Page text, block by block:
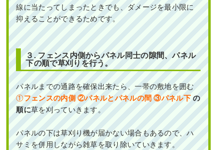
線に当たってしまったときでも、ダメージを最小限に
抑えることができるためです。
３. フェンス内側からパネル同士の隙間、パネル
下の順で草刈りを行う。
パネルまでの通路を確保出来たら、一帯の敷地を囲む
①フェンスの内側 ②パネルとパネルの間 ③パネル下の
順に草を刈っていきます。
パネルの下は草刈り機が届かない場合もあるので、ハ
サミを併用しながら雑草を取り除いていきます。